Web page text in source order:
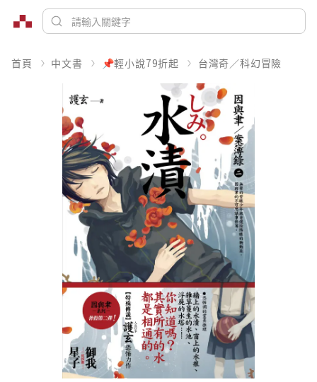
首頁 中文書 📌輕小說79折起 台灣奇／科幻冒險